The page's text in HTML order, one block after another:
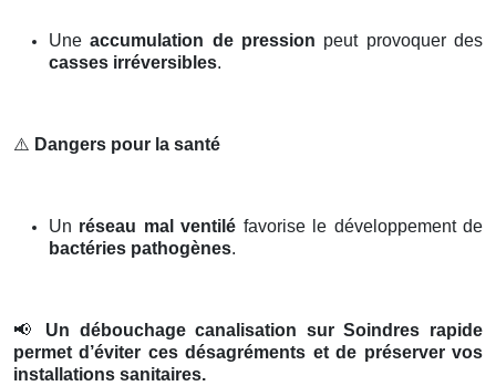
Uneaccumulation de pression peut provoquer des
casses irréversibles.
⚠️ Dangers pour la santé
Un réseau mal ventilé favorise le développement de
bactéries pathogènes.
📢
Un débouchage canalisation sur Soindres rapide
permet d’éviter ces désagréments et de préserver vos
installations sanitaires.